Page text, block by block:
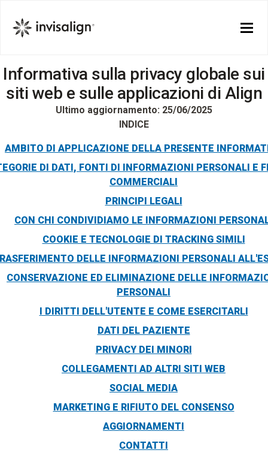
Informativa sulla privacy globale sui
siti web e sulle applicazioni di Align
Ultimo aggiornamento: 25/06/2025
INDICE
AMBITO DI APPLICAZIONE DELLA PRESENTE
DI DATI, FONTI DI INFORMAZIONI PERSONALI E
COMMERCIALI
PRINCIPI LEGALI
CON CHI CONDIVIDIAMO LE INFORMAZIONI
COOKIE E TECNOLOGIE DI TRACKING SIMILI
DELLE INFORMAZIONI PERSONALI
CONSERVAZIONE ED ELIMINAZIONE DELLE
PERSONALI
I DIRITTI DELL'UTENTE E COME ESERCITARLI
DATI DEL PAZIENTE
PRIVACY DEI MINORI
COLLEGAMENTI AD ALTRI SITI WEB
SOCIAL MEDIA
MARKETING E RIFIUTO DEL CONSENSO
AGGIORNAMENTI
CONTATTI